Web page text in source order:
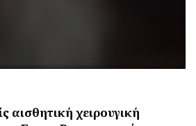
αισθητική χειρουγική